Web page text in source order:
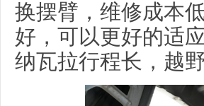
换摆臂，维修成本
好，可以更好的适
纳瓦拉行程长，越